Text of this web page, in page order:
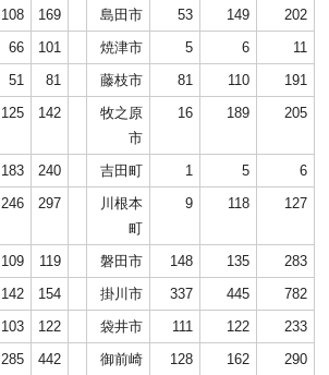
108 169 島田市 53 149
202
66 101 焼津市 5 6
11
51 81 藤枝市 81 110
191
125 142
牧之原
市
16 189 205
183 240 吉田町 1 5
6
246 297
川根本
町
9 118 127
109 119 磐田市 148 135
283
142 154 掛川市 337 445
782
103 122 袋井市 111 122
233
285 442
御前崎
128 162 290